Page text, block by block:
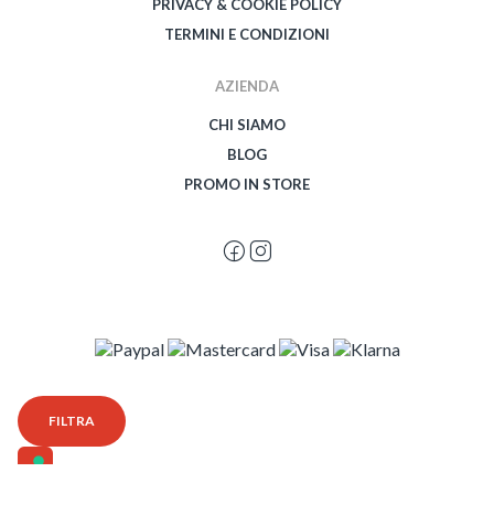
FILTRA
PRIVACY & COOKIE POLICY
TERMINI E CONDIZIONI
AZIENDA
CHI SIAMO
BLOG
PROMO IN STORE
© 2026 Spegetti Visione Superba - Frasimo SRL - P.Iva 02435950999 - Tutti i